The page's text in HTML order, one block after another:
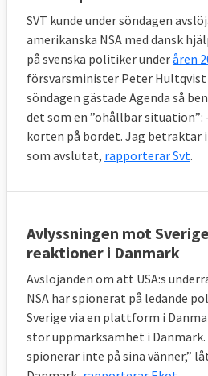
SVT kunde under söndagen
amerikanska NSA med dansk
på svenska politiker underåren
försvarsminister Peter Hultqvist
söndagen gästade Agenda så
det som en ”ohållbar situation”:
korten på bordet. Jag betraktar
som avslutat, rapporterar Svt.
Avlyssningen mot
reaktioner i Danmark
Avslöjanden om att USA:s
NSA har spionerat på ledande
Sverige via en plattform i
stor uppmärksamhet i Danmark.
spionerar inte på sina vänner,”